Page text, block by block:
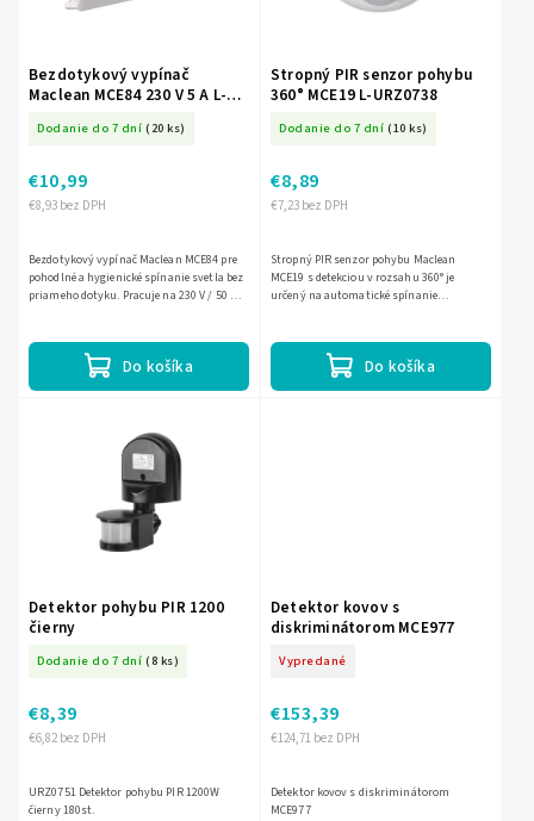
Bezdotykový vypínač
Maclean MCE84 230 V 5 A L-
Dodanie do 7 dní (20 ks)
€8,93 bez DPH
€10,99
Do košíka
Bezdotykový vypínač Maclean MCE84 pre
pohodlné a hygienické spínanie svetla bez
priameho dotyku. Pracuje na 230 V / 50 Hz,
Stropný PIR senzor pohybu
360° MCE19 L-URZ0738
Dodanie do 7 dní (10 ks)
€7,23 bez DPH
€8,89
Do košíka
Stropný PIR senzor pohybu Maclean
MCE19 s detekciou v rozsahu 360° je
určený na automatické spínanie
Detektor pohybu PIR 1200
čierny
Dodanie do 7 dní (8 ks)
€6,82 bez DPH
€8,39
URZ0751 Detektor pohybu PIR 1200W
čierny 180st.
Detektor kovov s
diskriminátorom MCE977
Vypredané
€124,71 bez DPH
€153,39
Detektor kovov s diskriminátorom
MCE977